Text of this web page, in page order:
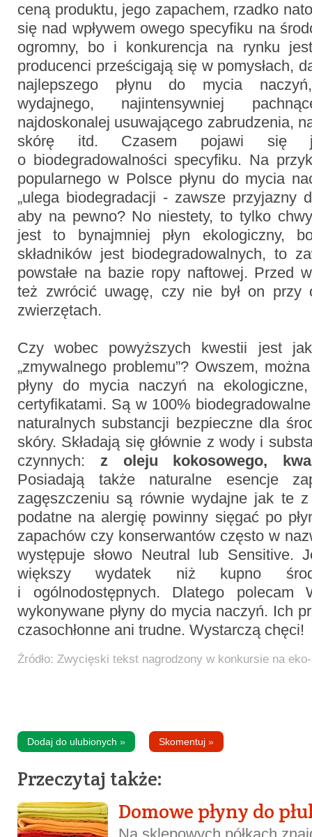
ceną produktu, jego zapachem, rzadko
się nad wpływem owego specyfiku na
ogromny, bo i konkurencja na rynku
producenci prześcigają się w pomysłach,
najlepszego płynu do mycia
wydajnego, najintensywniej
najdoskonalej usuwającego zabrudzenia,
skórę itd. Czasem pojawi się
o biodegradowalności specyfiku. Na
popularnego w Polsce płynu do mycia
„ulega biodegradacji - zawsze przyjazny
aby na pewno? No niestety, to tylko
jest to bynajmniej płyn ekologiczny,
składników jest biodegradowalnych, to
powstałe na bazie ropy naftowej. Przed
też zwrócić uwagę, czy nie był on przy
zwierzętach.
Czy wobec powyższych kwestii jest
„zmywalnego problemu”? Owszem,
płyny do mycia naczyń na
certyfikatami. Są w 100%
naturalnych substancji bezpieczne dla
skóry. Składają się głównie z wody i
czynnych: z oleju kokosowego,
Posiadają także naturalne esencje
zagęszczeniu są równie wydajne jak te
podatne na alergię powinny sięgać po
zapachów czy konserwantów często w
występuje słowo Neutral lub Sensitive.
większy wydatek niż kupno
i ogólnodostępnych. Dlatego polecam
wykonywane płyny do mycia naczyń. Ich
czasochłonne ani trudne. Wystarczą chęci!
Źródło: Zwycięski tekst nagrodzony w konkursie na
Dodaj do ulubionych » Skomentuj »
Przeczytaj także:
Domowe płyny do